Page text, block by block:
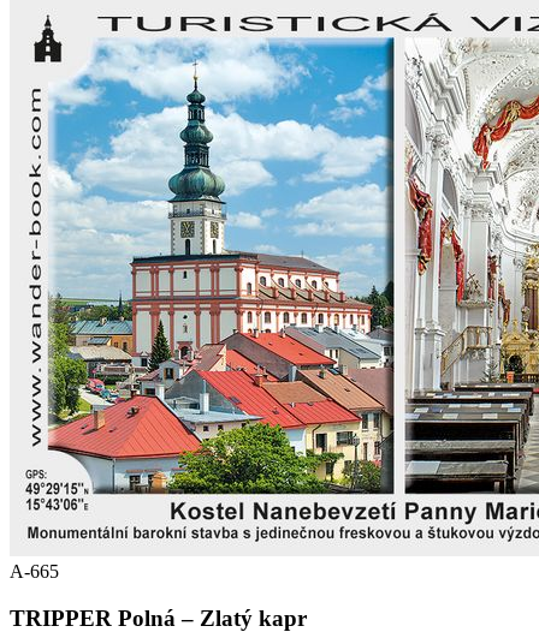
A-665
TRIPPER Polná – Zlatý kapr